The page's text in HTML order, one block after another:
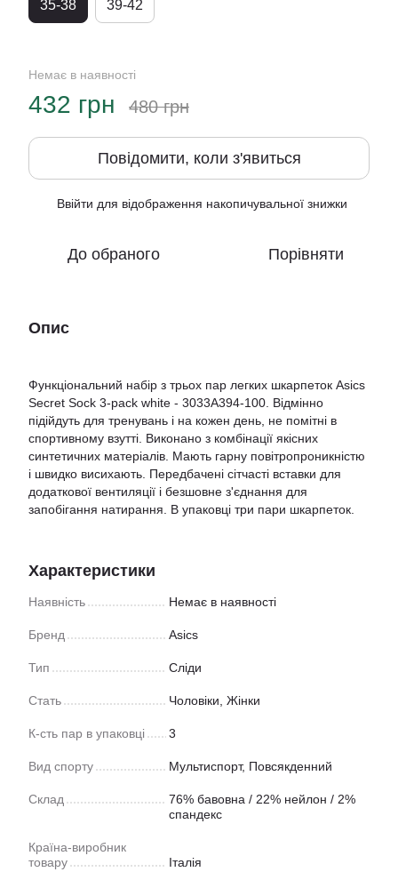
35-38 39-42
Немає в наявності
432 грн 480 грн
Повідомити, коли з'явиться
Ввійти для відображення накопичувальної знижки
До обраного Порівняти
Опис
Функціональний набір з трьох пар легких шкарпеток Asics
Secret Sock 3-pack white - 3033A394-100. Відмінно
підійдуть для тренувань і на кожен день, не помітні в
спортивному взутті. Виконано з комбінації якісних
синтетичних матеріалів. Мають гарну повітропроникністю
і швидко висихають. Передбачені сітчасті вставки для
додаткової вентиляції і безшовне з'єднання для
запобігання натирання. В упаковці три пари шкарпеток.
Характеристики
Наявність Немає в наявності
Бренд Asics
Тип Слiди
Стать Чоловіки, Жінки
К-сть пар в упаковці 3
Вид спорту Мультиспорт, Повсякденний
Склад
76% бавовна / 22% нейлон / 2%
спандекс
Країна-виробник
товару
Італія